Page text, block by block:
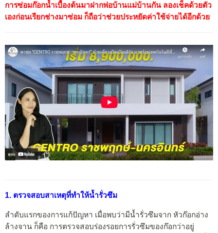
การซ่อมก๊อกน้ำเบื้องต้นมาฝากพ่อบ้านแม่บ้านกัน ลองเช็คด้วยตัว
เองก่อนเรียกช่างมาซ่อม ก็ถือว่าช่วยประหยัดค่าใช้จ่ายได้อีกด้วย
1. ตรวจสอบสาเหตุที่ทำให้น้ำรั่วซึม
ลำดับแรกของการแก้ปัญหา เมื่อพบว่ามีน้ำรั่วซึมจาก หัวก๊อกอ่าง
ล้างจาน ก็คือ การตรวจสอบร่องรอยการรั่วซึมของก๊อกว่าอยู่